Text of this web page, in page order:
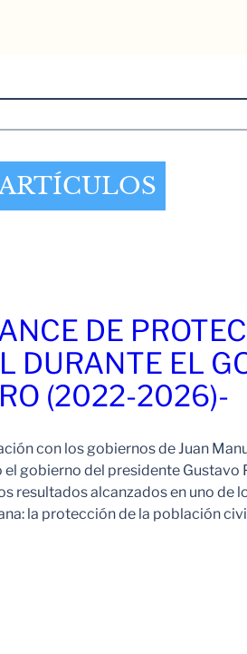
DE
DURANTE EL
(2022-2026)-
con los gobiernos de Juan
el gobierno del presidente
resultados alcanzados en uno de
la protección de la población